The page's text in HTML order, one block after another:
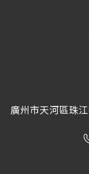
廣州市天河區珠